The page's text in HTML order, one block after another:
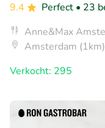
9.4
Perfect • 23
Anne&Max
Amsterdam (1km)
Verkocht: 295